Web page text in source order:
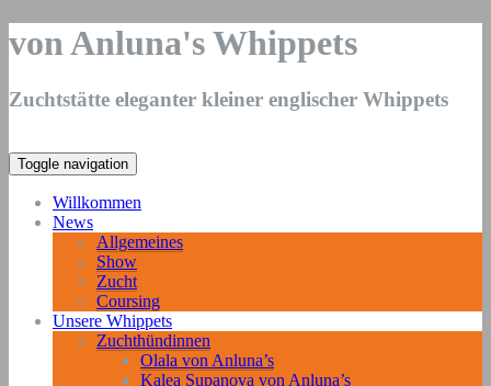
von Anluna's Whippets
Zuchtstätte eleganter kleiner englischer Whippets
Toggle navigation
Willkommen
News
Allgemeines
Show
Zucht
Coursing
Unsere Whippets
Zuchthündinnen
Olala von Anluna’s
Kalea Supanova von Anluna’s